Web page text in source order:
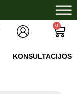
0
KONSULTACIJOS